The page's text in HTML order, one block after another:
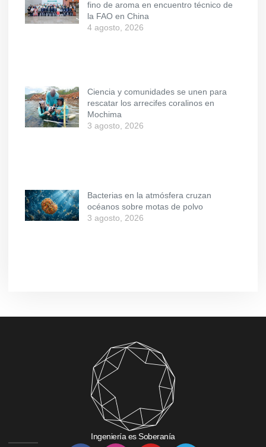
fino de aroma en encuentro técnico de
la FAO en China
4 agosto, 2026
Ciencia y comunidades se unen para
rescatar los arrecifes coralinos en
Mochima
3 agosto, 2026
Bacterias en la atmósfera cruzan
océanos sobre motas de polvo
3 agosto, 2026
Ingeniería es Soberanía